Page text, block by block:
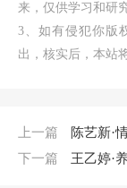
来，仅供学习和研
3、如有侵犯你版
出，核实后，本站
上一篇
陈艺新·
下一篇
王乙婷·